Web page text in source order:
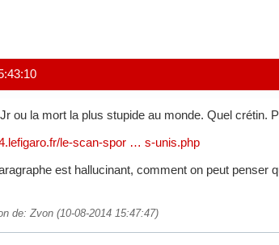
ou la mort la plus stupide au monde. Quel crétin.
le-scan-spor … s-unis.php
est hallucinant, comment on peut
de: Zvon (10-08-2014 15:47:47)